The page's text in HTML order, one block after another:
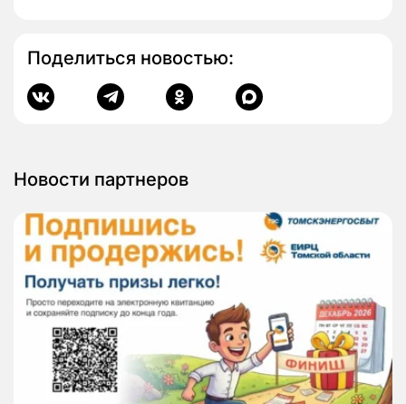
Поделиться новостью:
Новости партнеров